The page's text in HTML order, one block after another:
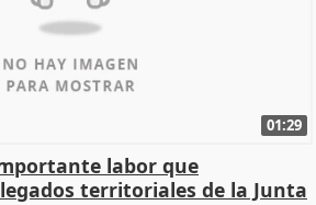
01:29
labor que
territoriales de la Junta